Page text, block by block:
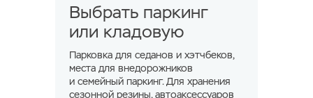
Выбрать паркинг
или кладовую
Парковка для седанов и хэтчбеков,
места для внедорожников
и семейный паркинг. Для хранения
сезонной резины, автоаксессуаров